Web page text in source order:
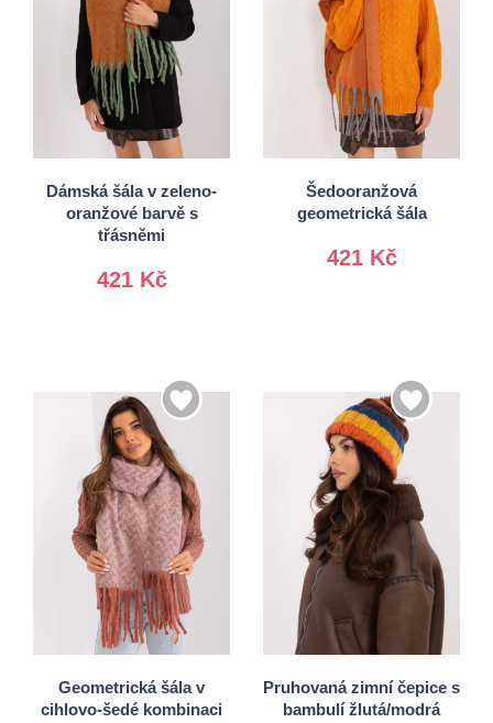
Dámská šála v zeleno-
oranžové barvě s
třásněmi
421 Kč
Univerzální
Šedooranžová
geometrická šála
421 Kč
Univerzální
Geometrická šála v
cihlovo-šedé kombinaci
Univerzální
Pruhovaná zimní čepice s
bambulí žlutá/modrá
Univerzální